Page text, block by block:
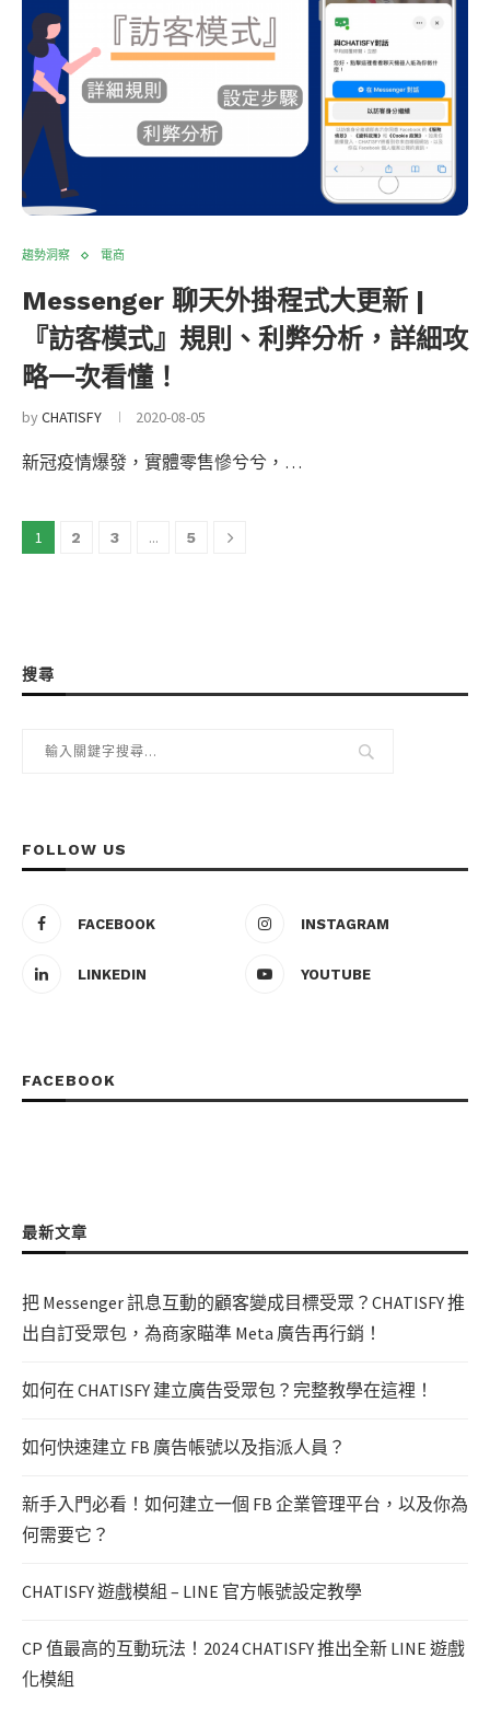
趨勢洞察 電商
Messenger 聊天外掛程式大更新 |
『訪客模式』規則、利弊分析，詳細攻
略一次看懂！
byCHATISFY 2020-08-05
新冠疫情爆發，實體零售慘兮兮，…
1 2 3 ... 5
搜尋
FOLLOW US
FACEBOOK INSTAGRAM
LINKEDIN YOUTUBE
FACEBOOK
最新文章
把 Messenger 訊息互動的顧客變成目標受眾？CHATISFY 推
出自訂受眾包，為商家瞄準 Meta 廣告再行銷！
如何在 CHATISFY 建立廣告受眾包？完整教學在這裡！
如何快速建立 FB 廣告帳號以及指派人員？
新手入門必看！如何建立一個 FB 企業管理平台，以及你為
何需要它？
CHATISFY 遊戲模組 – LINE 官方帳號設定教學
CP 值最高的互動玩法！2024 CHATISFY 推出全新 LINE 遊戲
化模組